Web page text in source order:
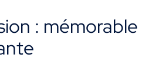
: mémorable